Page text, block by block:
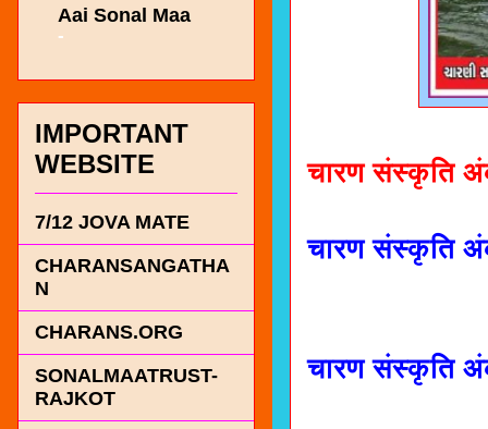
चारण संस्कृति
चारण संस्कृति
चारण संस्कृति
Aai Sonal Maa
-
IMPORTANT
WEBSITE
7/12 JOVA MATE
CHARANSANGATHA
N
CHARANS.ORG
SONALMAATRUST-
RAJKOT